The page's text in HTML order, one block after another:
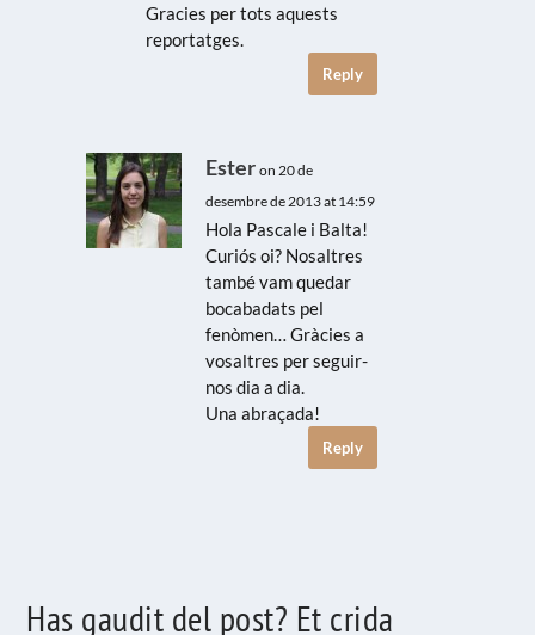
Gracies per tots aquests
reportatges.
Reply
Ester on 20 de
desembre de 2013 at 14:59
Hola Pascale i Balta!
Curiós oi? Nosaltres
també vam quedar
bocabadats pel
fenòmen… Gràcies a
vosaltres per seguir-
nos dia a dia.
Una abraçada!
Reply
Has gaudit del post? Et crida